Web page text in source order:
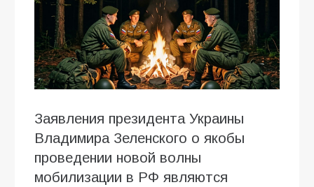
Заявления президента Украины
Владимира Зеленского о якобы
проведении новой волны
мобилизации в РФ являются